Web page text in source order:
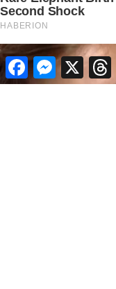
FacebookMessenger
X